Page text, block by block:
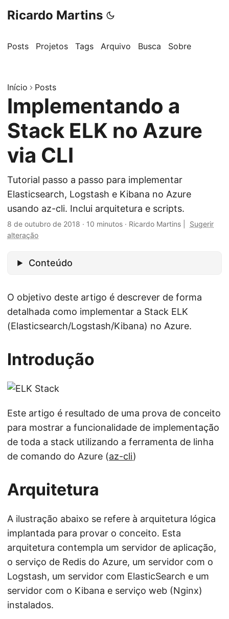
Ricardo Martins
Posts Projetos Tags Arquivo Busca Sobre
Início Posts
Implementando a
Stack ELK no Azure
via CLI
Tutorial passo a passo para implementar
Elasticsearch, Logstash e Kibana no Azure
usando az-cli. Inclui arquitetura e scripts.
8 de outubro de 2018 · 10 minutos · Ricardo Martins
Sugerir
alteração
Conteúdo
O objetivo deste artigo é descrever de forma
detalhada como implementar a Stack ELK
(Elasticsearch/Logstash/Kibana) no Azure.
Introdução
Este artigo é resultado de uma prova de conceito
para mostrar a funcionalidade de implementação
de toda a stack utilizando a ferramenta de linha
de comando do Azure (az-cli)
Arquitetura
A ilustração abaixo se refere à arquitetura lógica
implantada para provar o conceito. Esta
arquitetura contempla um servidor de aplicação,
o serviço de Redis do Azure, um servidor com o
Logstash, um servidor com ElasticSearch e um
servidor com o Kibana e serviço web (Nginx)
instalados.